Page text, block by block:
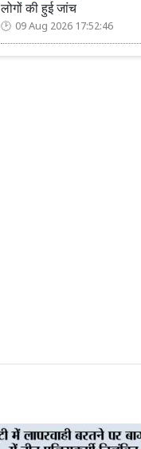
लोगों की हुई जांच
09 Aug 2026 17:52:46